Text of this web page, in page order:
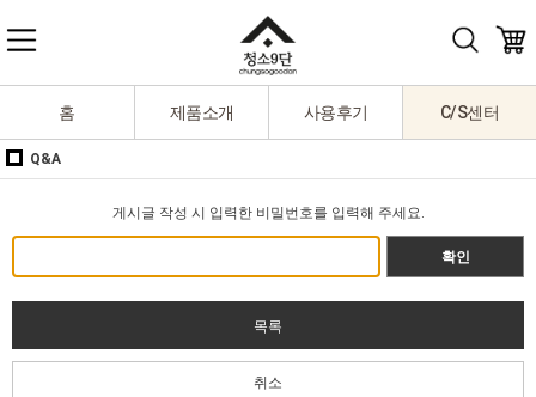
홈 제품소개 사용후기 C/S센터
Q&A
게시글 작성 시 입력한 비밀번호를 입력해 주세요.
확인
목록
취소